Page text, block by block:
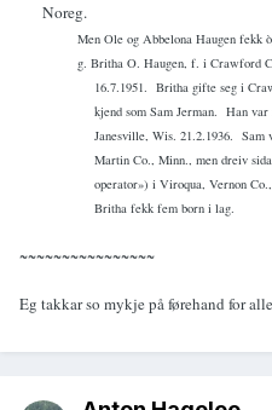
Noreg.
Men Ole og Abbelona Haugen fekk
g. Britha O. Haugen, f. i Crawford
16.7.1951. Britha gifte seg i
kjend som Sam Jerman. Han var
Janesville, Wis. 21.2.1936. Sam
Martin Co., Minn., men dreiv
operator») i Viroqua, Vernon
Britha fekk fem born i lag.
~~~~~~~~~~~~~~~~
Eg takkar so mykje på førehand for